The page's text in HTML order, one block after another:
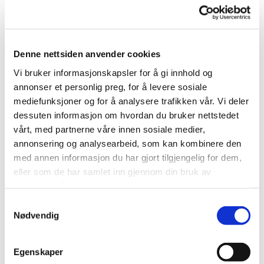
Denne nettsiden anvender cookies
Vi bruker informasjonskapsler for å gi innhold og
annonser et personlig preg, for å levere sosiale
mediefunksjoner og for å analysere trafikken vår. Vi deler
dessuten informasjon om hvordan du bruker nettstedet
vårt, med partnerne våre innen sosiale medier,
annonsering og analysearbeid, som kan kombinere den
med annen informasjon du har gjort tilgjengelig for dem,
eller som de har samlet inn gjennom din bruk av
Nødvendig
Egenskaper
tørre rom.